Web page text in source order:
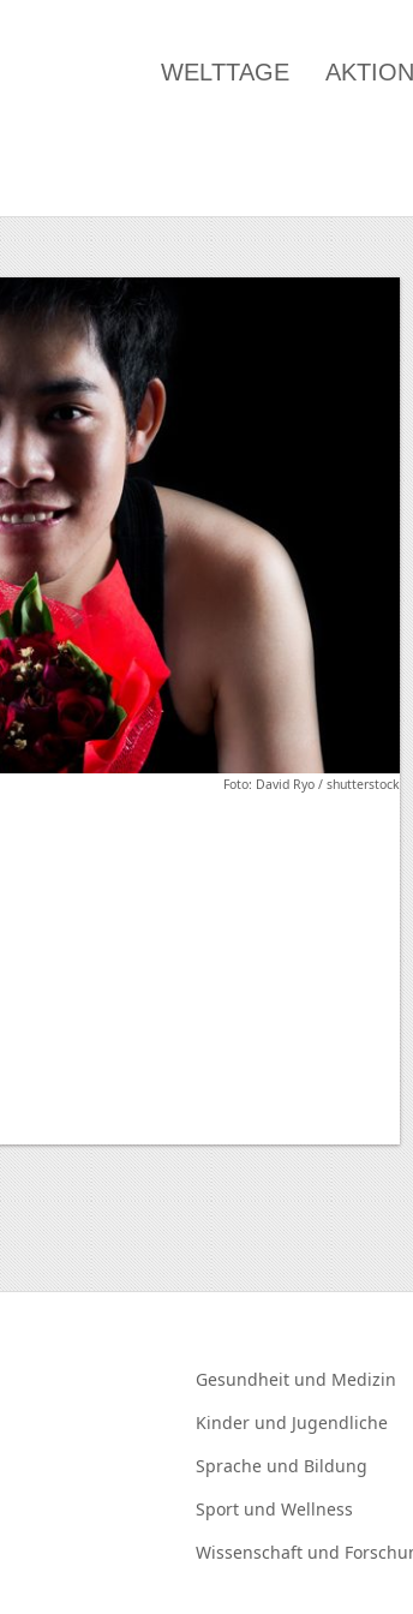
WELTTAGE
Foto: David Ryo / shutterstock
Gesundheit und Medizin
Kinder und Jugendliche
Sprache und Bildung
Sport und Wellness
Wissenschaft und